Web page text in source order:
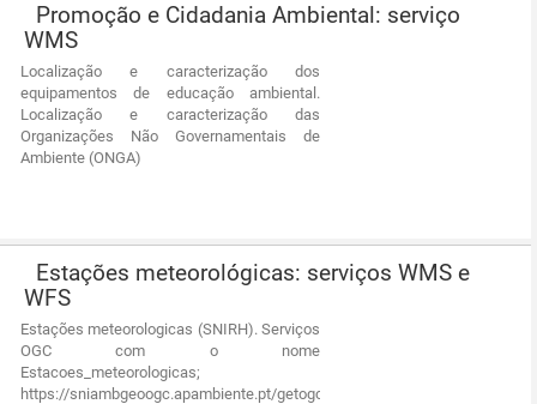
Promoção e Cidadania Ambiental: serviço
WMS
Localização e caracterização dos
equipamentos de educação ambiental.
Localização e caracterização das
Organizações Não Governamentais de
Ambiente (ONGA)
Estações meteorológicas: serviços WMS e
WFS
Estações meteorologicas (SNIRH). Serviços
OGC com o nome
Estacoes_meteorologicas;
https://sniambgeoogc.apambiente.pt/getogc/services/SNIAmb/